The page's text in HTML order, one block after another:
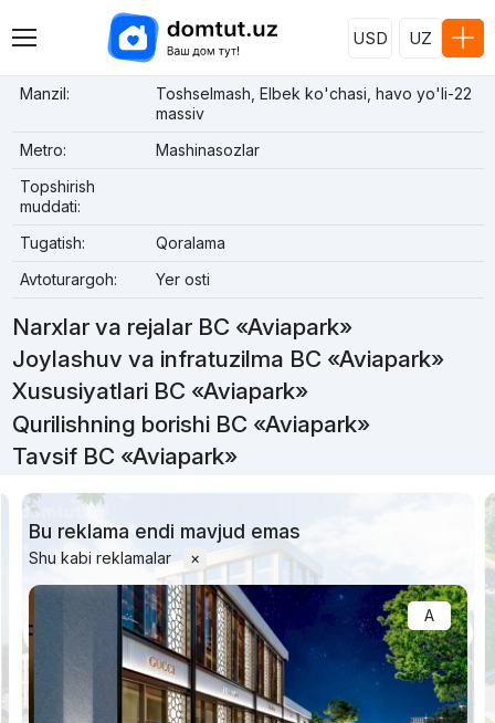
USD UZ
Manzil:
Toshselmash, Elbek ko'chasi, havo yo'li-22
massiv
Metro:
Mashinasozlar
Topshirish
muddati:
Tugatish:
Qoralama
Avtoturargoh:
Yer osti
Narxlar va rejalar BC «Aviapark»
Joylashuv va infratuzilma BC «Aviapark»
Xususiyatlari BC «Aviapark»
Qurilishning borishi BC «Aviapark»
Tavsif BC «Aviapark»
Bu reklama endi mavjud emas
Shu kabi reklamalar ×
A